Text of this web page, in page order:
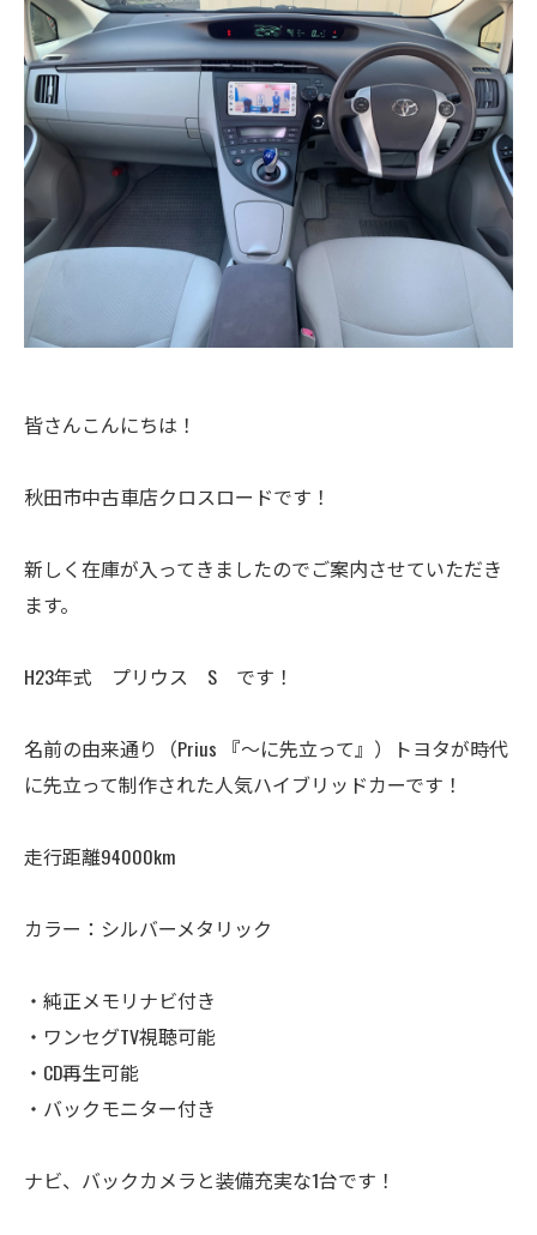
皆さんこんにちは！
秋田市中古車店クロスロードです！
新しく在庫が入ってきましたのでご案内させていただき
ます。
H23年式 プリウス S です！
名前の由来通り（Prius 『～に先立って』）トヨタが時代
に先立って制作された人気ハイブリッドカーです！
走行距離94000km
カラー：シルバーメタリック
・純正メモリナビ付き
・ワンセグTV視聴可能
・CD再生可能
・バックモニター付き
ナビ、バックカメラと装備充実な1台です！